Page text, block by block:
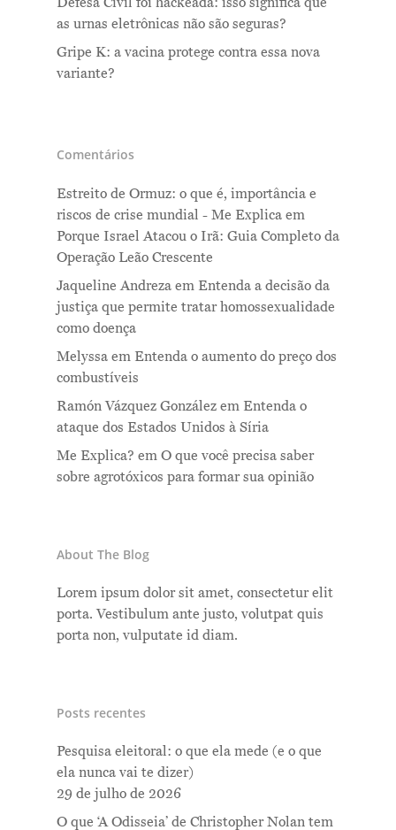
as urnas eletrônicas não são seguras?
Gripe K: a vacina protege contra essa nova
variante?
Comentários
Estreito de Ormuz: o que é, importância e
riscos de crise mundial - Me Explica em
Porque Israel Atacou o Irã: Guia Completo da
Operação Leão Crescente
Jaqueline Andreza em Entenda a decisão da
justiça que permite tratar homossexualidade
como doença
Melyssa em Entenda o aumento do preço dos
combustíveis
Ramón Vázquez González em Entenda o
ataque dos Estados Unidos à Síria
Me Explica? em O que você precisa saber
sobre agrotóxicos para formar sua opinião
About The Blog
Lorem ipsum dolor sit amet, consectetur elit
porta. Vestibulum ante justo, volutpat quis
porta non, vulputate id diam.
Posts recentes
Pesquisa eleitoral: o que ela mede (e o que
ela nunca vai te dizer)
29 de julho de 2026
O que ‘A Odisseia’ de Christopher Nolan tem